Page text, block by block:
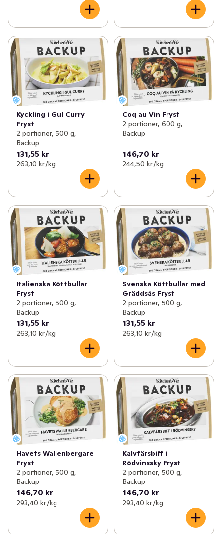
Kyckling i Gul Curry
Fryst
2 portioner, 500 g,
Backup
131,55 kr
263,10 kr /kg
Coq au Vin Fryst
2 portioner, 600 g,
Backup
146,70 kr
244,50 kr /kg
Italienska Köttbullar
Fryst
2 portioner, 500 g,
Backup
131,55 kr
263,10 kr /kg
Svenska Köttbullar med
Gräddsås Fryst
2 portioner, 500 g,
Backup
131,55 kr
263,10 kr /kg
Havets Wallenbergare
Fryst
2 portioner, 500 g,
Backup
146,70 kr
293,40 kr /kg
Kalvfärsbiff i
Rödvinssky Fryst
2 portioner, 500 g,
Backup
146,70 kr
293,40 kr /kg